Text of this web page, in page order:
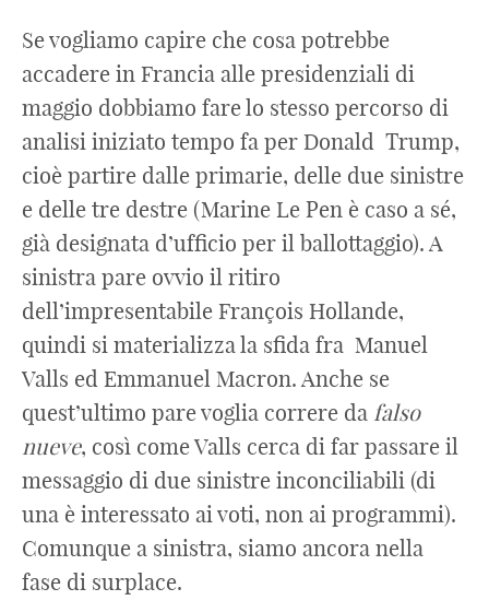
Se vogliamo capire che cosa potrebbe
accadere in Francia alle presidenziali di
maggio dobbiamo fare lo stesso percorso di
analisi iniziato tempo fa per Donald Trump,
cioè partire dalle primarie, delle due sinistre
e delle tre destre (Marine Le Pen è caso a sé,
già designata d’ufficio per il ballottaggio). A
sinistra pare ovvio il ritiro
dell’impresentabile François Hollande,
quindi si materializza la sfida fra Manuel
Valls ed Emmanuel Macron. Anche se
quest’ultimo pare voglia correre da falso
nueve, così come Valls cerca di far passare il
messaggio di due sinistre inconciliabili (di
una è interessato ai voti, non ai programmi).
Comunque a sinistra, siamo ancora nella
fase di surplace.